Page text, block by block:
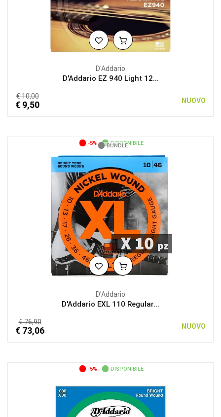
D'Addario
D'Addario EZ 940 Light 12...
€ 10,00
€ 9,50 NUOVO
-5% DISPONIBILE
BUNDLE
D'Addario
D'Addario EXL 110 Regular...
€ 76,90
€ 73,06 NUOVO
-5% DISPONIBILE